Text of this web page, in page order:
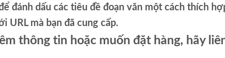
đánh dấu các tiêu đề đoạn văn một cách thích
URL mà bạn đã cung cấp.
thông tin hoặc muốn đặt hàng, hãy